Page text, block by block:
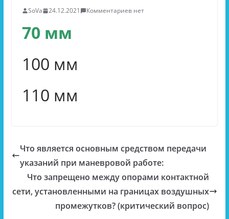
SoVa 24.12.2021 Комментариев нет
70 мм
100 мм
110 мм
Что является основным средством передачи
указаний при маневровой работе:
Что запрещено между опорами контактной
сети, установленными на границах воздушных
промежутков? (критический вопрос)